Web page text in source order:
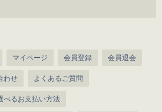
マイページ 会員登録 会員退会
わせ よくあるご質問
べるお支払い方法